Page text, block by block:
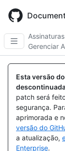
main
content
Gerenciar
Esta versão
patch será
segurança.
aprimorada e
versão do
a atualização,
Enterprise.